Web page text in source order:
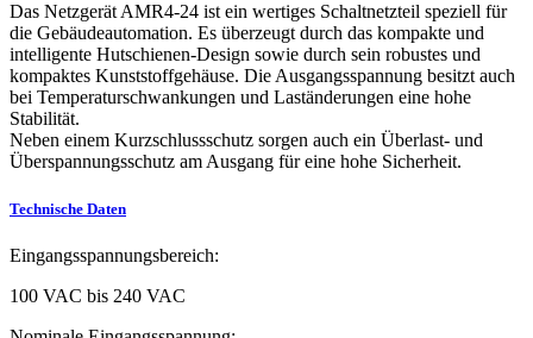
Das Netzgerät AMR4-24 ist ein wertiges Schaltnetzteil speziell für
die Gebäudeautomation. Es überzeugt durch das kompakte und
intelligente Hutschienen-Design sowie durch sein robustes und
kompaktes Kunststoffgehäuse. Die Ausgangsspannung besitzt auch
bei Temperaturschwankungen und Laständerungen eine hohe
Stabilität.
Neben einem Kurzschlussschutz sorgen auch ein Überlast- und
Überspannungsschutz am Ausgang für eine hohe Sicherheit.
Technische Daten
Eingangsspannungsbereich:
100 VAC bis 240 VAC